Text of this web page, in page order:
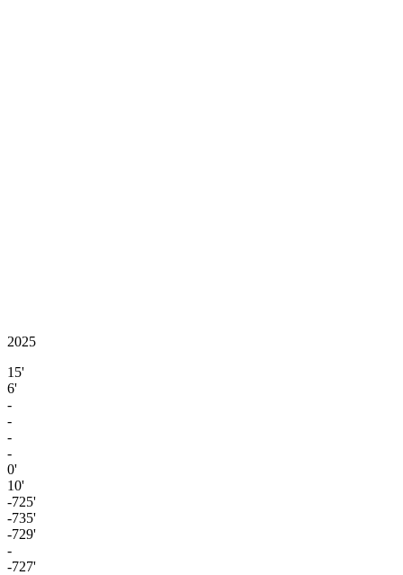
2025
15'
6'
-
-
-
-
0'
10'
-725'
-735'
-729'
-
-727'